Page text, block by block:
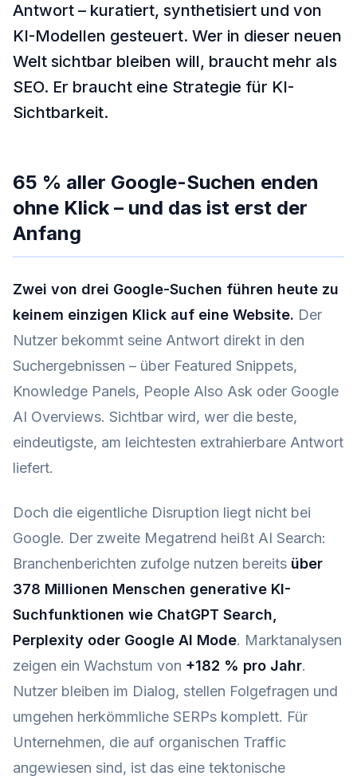
Antwort – kuratiert, synthetisiert und von
KI-Modellen gesteuert. Wer in dieser neuen
Welt sichtbar bleiben will, braucht mehr als
SEO. Er braucht eine Strategie für KI-
Sichtbarkeit.
65 % aller Google-Suchen enden
ohne Klick – und das ist erst der
Anfang
Zwei von drei Google-Suchen führen heute zu
keinem einzigen Klick auf eine Website. Der
Nutzer bekommt seine Antwort direkt in den
Suchergebnissen – über Featured Snippets,
Knowledge Panels, People Also Ask oder Google
AI Overviews. Sichtbar wird, wer die beste,
eindeutigste, am leichtesten extrahierbare Antwort
liefert.
Doch die eigentliche Disruption liegt nicht bei
Google. Der zweite Megatrend heißt AI Search:
Branchenberichten zufolge nutzen bereits über
378 Millionen Menschen generative KI-
Suchfunktionen wie ChatGPT Search,
Perplexity oder Google AI Mode. Marktanalysen
zeigen ein Wachstum von +182 % pro Jahr.
Nutzer bleiben im Dialog, stellen Folgefragen und
umgehen herkömmliche SERPs komplett. Für
Unternehmen, die auf organischen Traffic
angewiesen sind, ist das eine tektonische